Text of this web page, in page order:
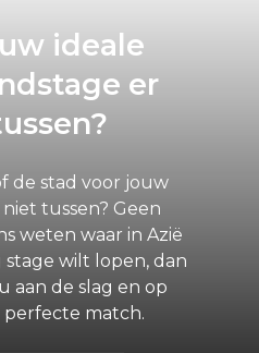
ideale
er
de stad voor jouw
tussen? Geen
weten waar in Azië
stage wilt lopen, dan
aan de slag en op
perfecte match.